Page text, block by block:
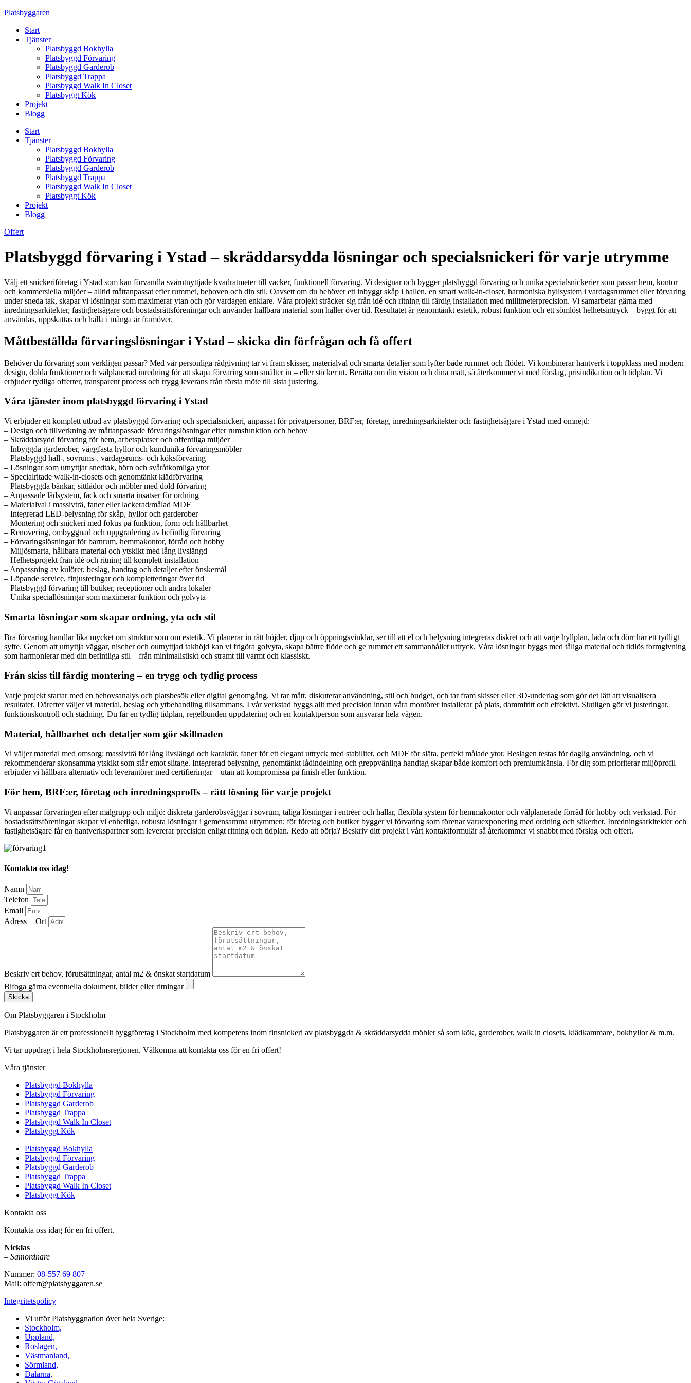
Skip
content
Platsbyggaren
Start
Tjänster
Platsbyggd Bokhylla
Platsbyggd Förvaring
Platsbyggd Garderob
Platsbyggd Trappa
Platsbyggd Walk In Closet
Platsbyggt Kök
Projekt
Blogg
Start
Tjänster
Platsbyggd Bokhylla
Platsbyggd Förvaring
Platsbyggd Garderob
Platsbyggd Trappa
Platsbyggd Walk In Closet
Platsbyggt Kök
Projekt
Blogg
Offert
Platsbyggd förvaring i Ystad – skräddarsydda lösningar och specialsnickeri för varje utrymme
Välj ett snickeriföretag i Ystad som kan förvandla svårutnyttjade kvadratmeter till vacker, funktionell förvaring. Vi designar och bygger platsbyggd förvaring och unika specialsnickerier som passar hem, kontor
och kommersiella miljöer – alltid måttanpassat efter rummet, behoven och din stil. Oavsett om du behöver ett inbyggt skåp i hallen, en smart walk-in-closet, harmoniska hyllsystem i vardagsrummet eller förvaring
under sneda tak, skapar vi lösningar som maximerar ytan och gör vardagen enklare. Våra projekt sträcker sig från idé och ritning till färdig installation med millimeterprecision. Vi samarbetar gärna med
inredningsarkitekter, fastighetsägare och bostadsrättsföreningar och använder hållbara material som håller över tid. Resultatet är genomtänkt estetik, robust funktion och ett sömlöst helhetsintryck – byggt för att
användas, uppskattas och hålla i många år framöver.
Måttbeställda förvaringslösningar i Ystad – skicka din förfrågan och få offert
Behöver du förvaring som verkligen passar? Med vår personliga rådgivning tar vi fram skisser, materialval och smarta detaljer som lyfter både rummet och flödet. Vi kombinerar hantverk i toppklass med modern
design, dolda funktioner och välplanerad inredning för att skapa förvaring som smälter in – eller sticker ut. Berätta om din vision och dina mått, så återkommer vi med förslag, prisindikation och tidplan. Vi
erbjuder tydliga offerter, transparent process och trygg leverans från första möte till sista justering.
Våra tjänster inom platsbyggd förvaring i Ystad
Vi erbjuder ett komplett utbud av platsbyggd förvaring och specialsnickeri, anpassat för privatpersoner, BRF:er, företag, inredningsarkitekter och fastighetsägare i Ystad med omnejd:
– Design och tillverkning av måttanpassade förvaringslösningar efter rumsfunktion och behov
– Skräddarsydd förvaring för hem, arbetsplatser och offentliga miljöer
– Inbyggda garderober, väggfasta hyllor och kundunika förvaringsmöbler
– Platsbyggd hall-, sovrums-, vardagsrums- och köksförvaring
– Lösningar som utnyttjar snedtak, hörn och svåråtkomliga ytor
– Specialritade walk-in-closets och genomtänkt klädförvaring
– Platsbyggda bänkar, sittlådor och möbler med dold förvaring
– Anpassade lådsystem, fack och smarta insatser för ordning
– Materialval i massivträ, faner eller lackerad/målad MDF
– Integrerad LED-belysning för skåp, hyllor och garderober
– Montering och snickeri med fokus på funktion, form och hållbarhet
– Renovering, ombyggnad och uppgradering av befintlig förvaring
– Förvaringslösningar för barnrum, hemmakontor, förråd och hobby
– Miljösmarta, hållbara material och ytskikt med lång livslängd
– Helhetsprojekt från idé och ritning till komplett installation
– Anpassning av kulörer, beslag, handtag och detaljer efter önskemål
– Löpande service, finjusteringar och kompletteringar över tid
– Platsbyggd förvaring till butiker, receptioner och andra lokaler
– Unika speciallösningar som maximerar funktion och golvyta
Smarta lösningar som skapar ordning, yta och stil
Bra förvaring handlar lika mycket om struktur som om estetik. Vi planerar in rätt höjder, djup och öppningsvinklar, ser till att el och belysning integreras diskret och att varje hyllplan, låda och dörr har ett tydligt
syfte. Genom att utnyttja väggar, nischer och outnyttjad takhöjd kan vi frigöra golvyta, skapa bättre flöde och ge rummet ett sammanhållet uttryck. Våra lösningar byggs med tåliga material och tidlös formgivning
som harmonierar med din befintliga stil – från minimalistiskt och stramt till varmt och klassiskt.
Från skiss till färdig montering – en trygg och tydlig process
Varje projekt startar med en behovsanalys och platsbesök eller digital genomgång. Vi tar mått, diskuterar användning, stil och budget, och tar fram skisser eller 3D-underlag som gör det lätt att visualisera
resultatet. Därefter väljer vi material, beslag och ytbehandling tillsammans. I vår verkstad byggs allt med precision innan våra montörer installerar på plats, dammfritt och effektivt. Slutligen gör vi justeringar,
funktionskontroll och städning. Du får en tydlig tidplan, regelbunden uppdatering och en kontaktperson som ansvarar hela vägen.
Material, hållbarhet och detaljer som gör skillnaden
Vi väljer material med omsorg: massivträ för lång livslängd och karaktär, faner för ett elegant uttryck med stabilitet, och MDF för släta, perfekt målade ytor. Beslagen testas för daglig användning, och vi
rekommenderar skonsamma ytskikt som står emot slitage. Integrerad belysning, genomtänkt lådindelning och greppvänliga handtag skapar både komfort och premiumkänsla. För dig som prioriterar miljöprofil
erbjuder vi hållbara alternativ och leverantörer med certifieringar – utan att kompromissa på finish eller funktion.
För hem, BRF:er, företag och inredningsproffs – rätt lösning för varje projekt
Vi anpassar förvaringen efter målgrupp och miljö: diskreta garderobsväggar i sovrum, tåliga lösningar i entréer och hallar, flexibla system för hemmakontor och välplanerade förråd för hobby och verkstad. För
bostadsrättsföreningar skapar vi enhetliga, robusta lösningar i gemensamma utrymmen; för företag och butiker bygger vi förvaring som förenar varuexponering med ordning och säkerhet. Inredningsarkitekter och
fastighetsägare får en hantverkspartner som levererar precision enligt ritning och tidplan. Redo att börja? Beskriv ditt projekt i vårt kontaktformulär så återkommer vi snabbt med förslag och offert.
Kontakta oss idag!
Namn
Telefon
Email
Adress + Ort
Beskriv ert behov, förutsättningar, antal m2 & önskat startdatum
Bifoga gärna eventuella dokument, bilder eller ritningar
Skicka
Om Platsbyggaren i Stockholm
Platsbyggaren är ett professionellt byggföretag i Stockholm med kompetens inom finsnickeri av platsbyggda & skräddarsydda möbler så som kök, garderober, walk in closets, klädkammare, bokhyllor & m.m.
Vi tar uppdrag i hela Stockholmsregionen. Välkomna att kontakta oss för en fri offert!
Våra tjänster
Platsbyggd Bokhylla
Platsbyggd Förvaring
Platsbyggd Garderob
Platsbyggd Trappa
Platsbyggd Walk In Closet
Platsbyggt Kök
Platsbyggd Bokhylla
Platsbyggd Förvaring
Platsbyggd Garderob
Platsbyggd Trappa
Platsbyggd Walk In Closet
Platsbyggt Kök
Kontakta oss
Kontakta oss idag för en fri offert.
Nicklas
– Samordnare
Nummer: 08-557 69 807
Mail: offert@platsbyggaren.se
Integritetspolicy
Vi utför Platsbyggnation över hela Sverige:
Stockholm,
Uppland,
Roslagen,
Västmanland,
Sörmland,
Dalarna,